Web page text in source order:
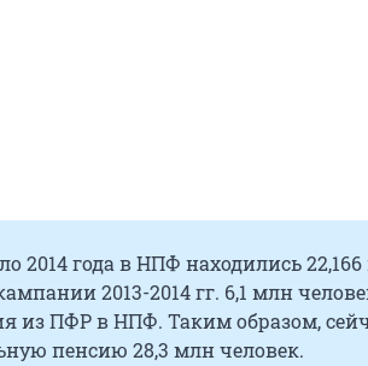
2014 года в НПФ находились
2013-2014 гг. 6,1 млн
из ПФР в НПФ. Таким образом,
пенсию 28,3 млн человек.